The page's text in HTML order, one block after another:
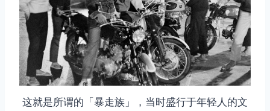
这就是所谓的「暴走族」，当时盛行于年轻人的文